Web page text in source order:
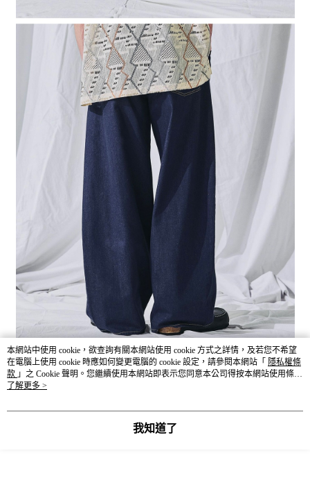
本網站中使用 cookie，欲查詢有關本網站使用 cookie 方式之詳情，及若您不希望
在電腦上使用 cookie 時應如何變更電腦的 cookie 設定，請參閱本網站「 隱私權條
款 」之 Cookie 聲明。您繼續使用本網站即表示您同意本公司得按本網站使用條款
之 Cookie 聲明使用 cookie。
了解更多 >
我知道了